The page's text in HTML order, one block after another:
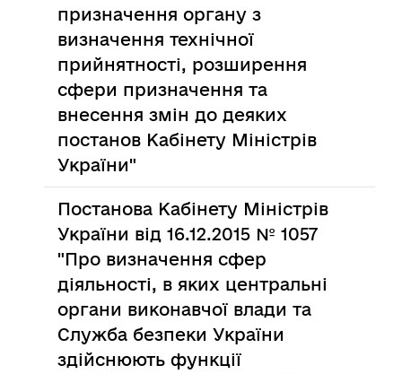
призначення органу з
визначення технічної
прийнятності, розширення
сфери призначення та
внесення змін до деяких
постанов Кабінету Міністрів
України"
Постанова Кабінету Міністрів
України від 16.12.2015 № 1057
"Про визначення сфер
діяльності, в яких центральні
органи виконавчої влади та
Служба безпеки України
здійснюють функції